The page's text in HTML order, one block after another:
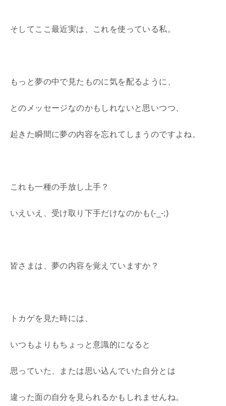
そしてここ最近実は、これを使っている私。
もっと夢の中で見たものに気を配るように、
とのメッセージなのかもしれないと思いつつ、
起きた瞬間に夢の内容を忘れてしまうのですよね。
これも一種の手放し上手？
いえいえ、受け取り下手だけなのかも(-_-;)
皆さまは、夢の内容を覚えていますか？
トカゲを見た時には、
いつもよりもちょっと意識的になると
思っていた、または思い込んでいた自分とは
違った面の自分を見られるかもしれませんね。